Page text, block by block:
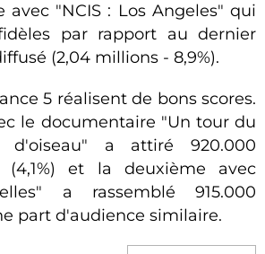
avec "NCIS : Los Angeles" qui
par rapport au dernier
(2,04 millions - 8,9%).
5 réalisent de bons scores.
le documentaire "Un tour du
a attiré 920.000
(4,1%) et la deuxième avec
a rassemblé 915.000
part d'audience similaire.